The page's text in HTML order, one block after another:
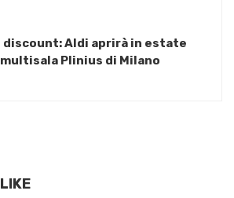
discount: Aldi aprirà in estate
Plinius di Milano